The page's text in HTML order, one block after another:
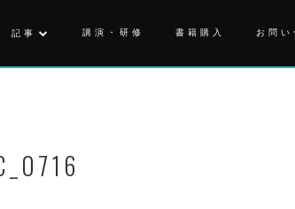
記事 講演・研修 書籍購入 お問い